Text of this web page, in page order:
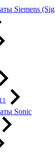
Siemens
11
Sonic